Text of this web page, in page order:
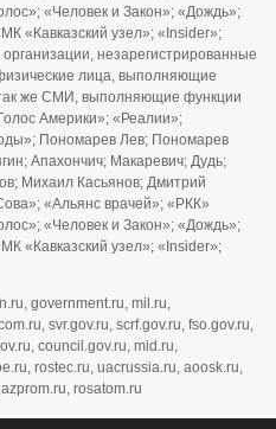
«Человек и Закон»; «Дождь»;
«Кавказский узел»; «Insider»;
незарегистрированные
лица, выполняющие
же СМИ, выполняющие функции
Америки»; «Реалии»;
Пономарев Лев; Пономарев
Апахончич; Макаревич; Дудь;
Михаил Касьянов; Дмитрий
«Альянс врачей»; «РКК»
«Человек и Закон»; «Дождь»;
«Кавказский узел»; «Insider»;
government.ru, mil.ru,
svr.gov.ru, scrf.gov.ru, fso.gov.ru,
council.gov.ru, mid.ru,
rostec.ru, uacrussia.ru, aoosk.ru,
rosatom.ru